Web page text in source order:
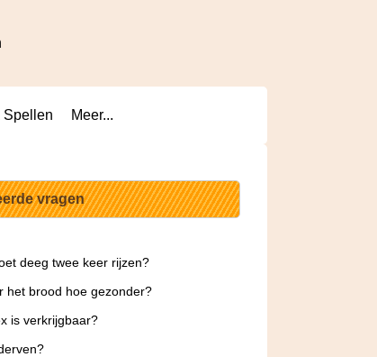
Spellen Meer...
vragen
deeg twee keer rijzen?
het brood hoe gezonder?
is verkrijgbaar?